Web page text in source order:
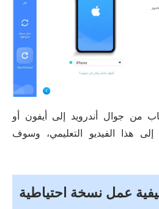
من جوال أندرويد إلى أيفون أو
هذا الفيديو التعليمي، وسوف
عمل نسخة احتياطية